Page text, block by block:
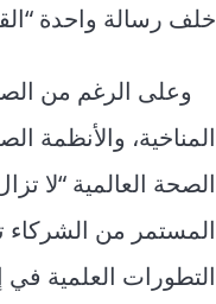
خلف رسالة واحدة
وعلى الرغم من
المناخية، والأنظمة
الصحة العالمية “لا
المستمر من الشركاء
التطورات العلمية في